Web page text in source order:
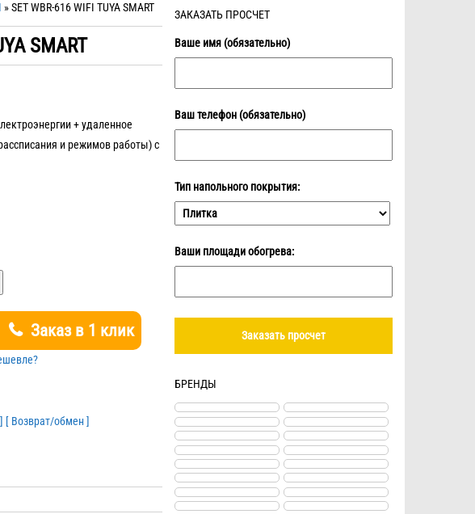
» SET WBR-616 WIFI TUYA SMART
SMART
+ удаленное
и режимов работы) с
Заказ в 1 клик
[ Возврат/обмен ]
ЗАКАЗАТЬ ПРОСЧЕТ
Ваше имя (обязательно)
Ваш телефон (обязательно)
Тип напольного покрытия:
Ваши площади обогрева:
БРЕНДЫ